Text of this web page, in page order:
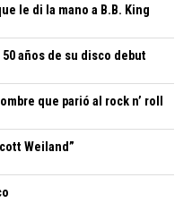
le di la mano a B.B. King
años de su disco debut
que parió al rock n’ roll
Weiland”